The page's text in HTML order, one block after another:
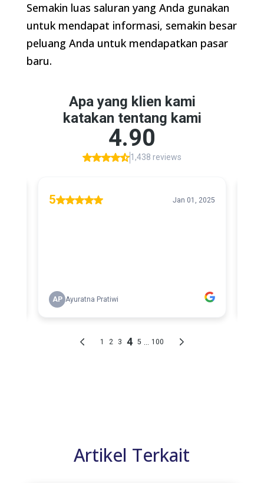
Semakin luas saluran yang Anda gunakan
untuk mendapat informasi, semakin besar
peluang Anda untuk mendapatkan pasar
baru.
Artikel Terkait